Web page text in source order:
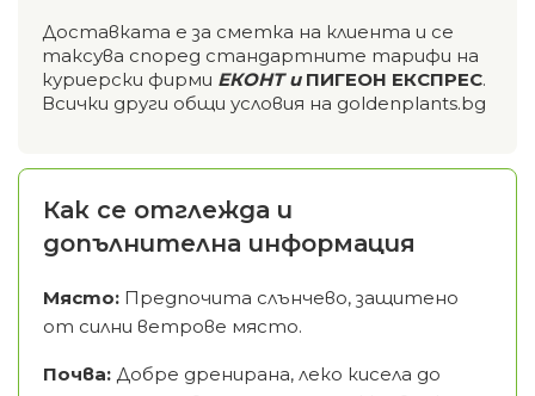
Доставката е за сметка на клиента и се
таксува според стандартните тарифи на
куриерски фирми ЕКОНТ и ПИГЕОН ЕКСПРЕС.
Всички други общи условия на goldenplants.bg
Как се отглежда и
допълнителна информация
Място: Предпочита слънчево, защитено
от силни ветрове място.
Почва: Добре дренирана, леко кисела до